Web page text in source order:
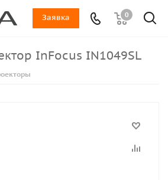
0
Заявка
InFocus IN1049SL